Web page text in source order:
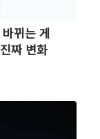
뀌는 게
짜 변화